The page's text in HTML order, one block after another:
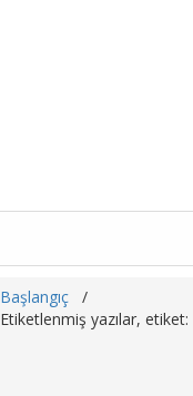
Başlangıç /
Etiketlenmiş yazılar,